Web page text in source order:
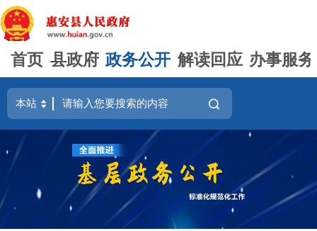
首页 县政府 政务公开 解读回应 办事服务